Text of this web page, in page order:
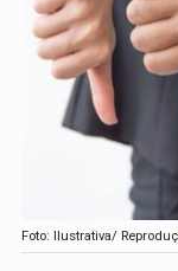
Foto: Ilustrativa/